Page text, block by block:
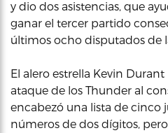
y dio dos asistencias, que
ganar el tercer partido
últimos ocho disputados de
El alero estrella Kevin
ataque de los Thunder al
encabezó una lista de cinco
números de dos dígitos,